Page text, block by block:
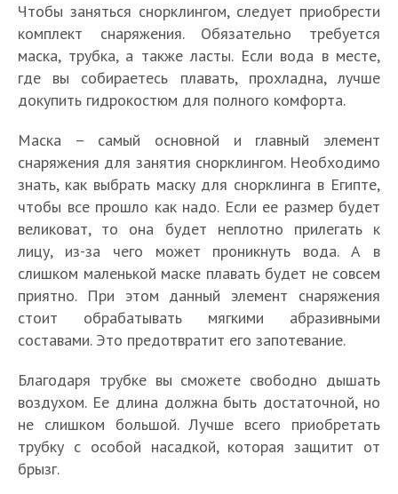
Чтобы заняться снорклингом, следует приобрести
комплект снаряжения. Обязательно требуется
маска, трубка, а также ласты. Если вода в месте,
где вы собираетесь плавать, прохладна, лучше
докупить гидрокостюм для полного комфорта.
Маска – самый основной и главный элемент
снаряжения для занятия снорклингом. Необходимо
знать, как выбрать маску для снорклинга в Египте,
чтобы все прошло как надо. Если ее размер будет
великоват, то она будет неплотно прилегать к
лицу, из-за чего может проникнуть вода. А в
слишком маленькой маске плавать будет не совсем
приятно. При этом данный элемент снаряжения
стоит обрабатывать мягкими абразивными
составами. Это предотвратит его запотевание.
Благодаря трубке вы сможете свободно дышать
воздухом. Ее длина должна быть достаточной, но
не слишком большой. Лучше всего приобретать
трубку с особой насадкой, которая защитит от
брызг.